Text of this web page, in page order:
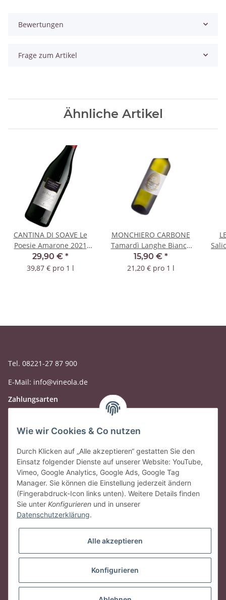
Bewertungen
Frage zum Artikel
Ähnliche Artikel
CANTINA DI SOAVE Le
Poesie Amarone 2021
DOC
29,90 € *
39,87 € pro 1 l
MONCHIERO CARBONE
Tamardì Langhe Bianco
2021 DOC
15,90 € *
21,20 € pro 1 l
Tel. 08221-27 87 900
E-Mail: info@vineola.de
Zahlungsarten
Vertrag widerrufen
* Alle Preise inkl. gesetzlicher USt., zzgl.Versand
Wie wir Cookies & Co nutzen
Durch Klicken auf „Alle akzeptieren“ gestatten Sie den
Einsatz folgender Dienste auf unserer Website: YouTube,
Vimeo, Google Analytics, Google Ads, Google Tag
Manager. Sie können die Einstellung jederzeit ändern
(Fingerabdruck-Icon links unten). Weitere Details finden
Sie unter Konfigurieren und in unserer
Datenschutzerklärung.
Alle akzeptieren
Konfigurieren